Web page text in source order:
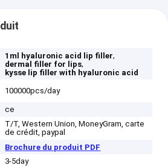
1ml hyaluronic acid lip filler,
dermal filler for lips,
kysse lip filler with hyaluronic acid
100000pcs/day
ce
T/T, Western Union, MoneyGram, carte
de crédit, paypal
Brochure du produit PDF
3-5day